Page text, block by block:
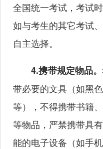
全国统一考试，考试
如与考生的其它考试
自主选择。
4.携带规定物品。
带必要的文具（如黑
等），不得携带书籍
等物品，严禁携带具
能的电子设备（如手